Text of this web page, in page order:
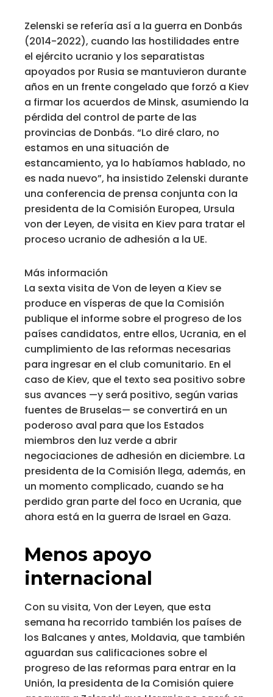
Zelenski se refería así a la guerra en Donbás
(2014-2022), cuando las hostilidades entre
el ejército ucranio y los separatistas
apoyados por Rusia se mantuvieron durante
años en un frente congelado que forzó a Kiev
a firmar los acuerdos de Minsk, asumiendo la
pérdida del control de parte de las
provincias de Donbás. “Lo diré claro, no
estamos en una situación de
estancamiento, ya lo habíamos hablado, no
es nada nuevo”, ha insistido Zelenski durante
una conferencia de prensa conjunta con la
presidenta de la Comisión Europea, Ursula
von der Leyen, de visita en Kiev para tratar el
proceso ucranio de adhesión a la UE.
Más información
La sexta visita de Von de leyen a Kiev se
produce en vísperas de que la Comisión
publique el informe sobre el progreso de los
países candidatos, entre ellos, Ucrania, en el
cumplimiento de las reformas necesarias
para ingresar en el club comunitario. En el
caso de Kiev, que el texto sea positivo sobre
sus avances —y será positivo, según varias
fuentes de Bruselas— se convertirá en un
poderoso aval para que los Estados
miembros den luz verde a abrir
negociaciones de adhesión en diciembre. La
presidenta de la Comisión llega, además, en
un momento complicado, cuando se ha
perdido gran parte del foco en Ucrania, que
ahora está en la guerra de Israel en Gaza.
Menos apoyo
internacional
Con su visita, Von der Leyen, que esta
semana ha recorrido también los países de
los Balcanes y antes, Moldavia, que también
aguardan sus calificaciones sobre el
progreso de las reformas para entrar en la
Unión, la presidenta de la Comisión quiere